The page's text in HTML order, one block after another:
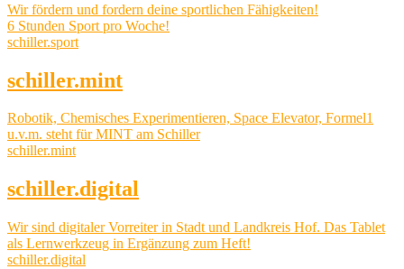
Wir fördern und fordern deine sportlichen Fähigkeiten!
6 Stunden Sport pro Woche!
schiller.sport
schiller.mint
Robotik, Chemisches Experimentieren, Space Elevator, Formel1
u.v.m. steht für MINT am Schiller
schiller.mint
schiller.digital
Wir sind digitaler Vorreiter in Stadt und Landkreis Hof. Das Tablet
als Lernwerkzeug in Ergänzung zum Heft!
schiller.digital